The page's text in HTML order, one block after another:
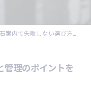
内で失敗しない選び方と管理のポイントを徹底解説
管理のポイントを